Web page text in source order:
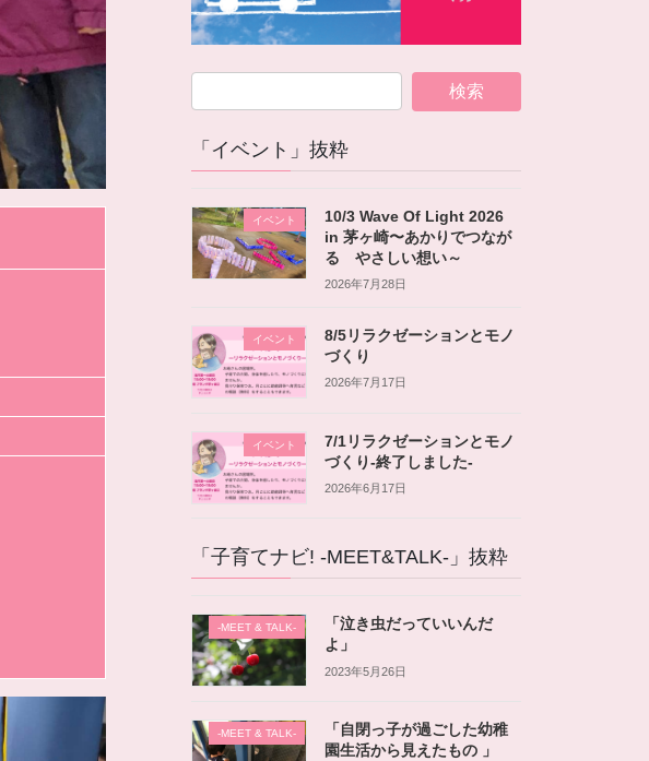
「イベント」抜粋
イベント
10/3 Wave Of Light 2026
in 茅ヶ崎〜あかりでつなが
る やさしい想い～
2026年7月28日
イベント
8/5リラクゼーションとモノ
づくり
2026年7月17日
イベント
7/1リラクゼーションとモノ
づくり-終了しました-
2026年6月17日
「子育てナビ! -MEET&TALK-」抜粋
-MEET & TALK-
「泣き虫だっていいんだ
よ」
2023年5月26日
-MEET & TALK-
「自閉っ子が過ごした幼稚
園生活から見えたもの 」